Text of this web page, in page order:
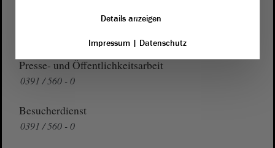
0391 / 560 - 0
Presse- und Öffentlichkeitsarbeit
0391 / 560 - 0
Besucherdienst
0391 / 560 - 0
Details anzeigen
Impressum| Datenschutz